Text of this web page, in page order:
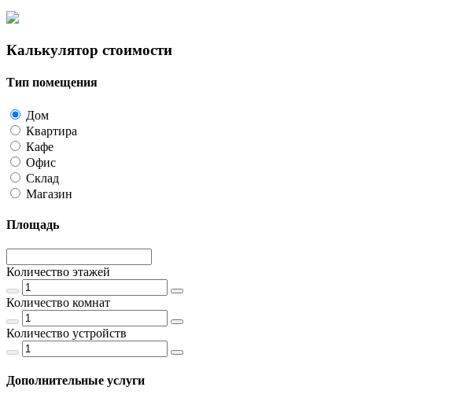
Калькулятор стоимости
Тип помещения
Дом
Квартира
Кафе
Офис
Склад
Магазин
Площадь
Количество этажей
Количество комнат
Количество устройств
Дополнительные услуги